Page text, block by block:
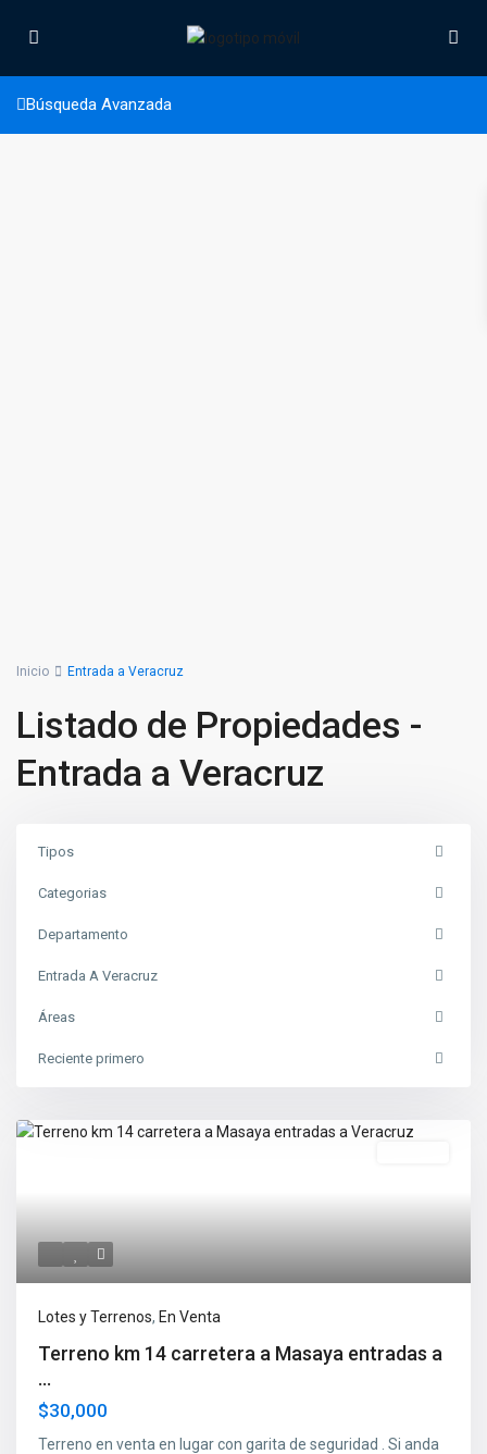
Entrada a Veracruz
Búsqueda Avanzada
Inicio Entrada a Veracruz
Listado de Propiedades -
Entrada a Veracruz
Tipos
Categorias
Departamento
Entrada A Veracruz
Áreas
Reciente primero
Lotes y Terrenos, En Venta
Terreno km 14 carretera a Masaya entradas a
...
$30,000
Terreno en venta en lugar con garita de seguridad . Si anda